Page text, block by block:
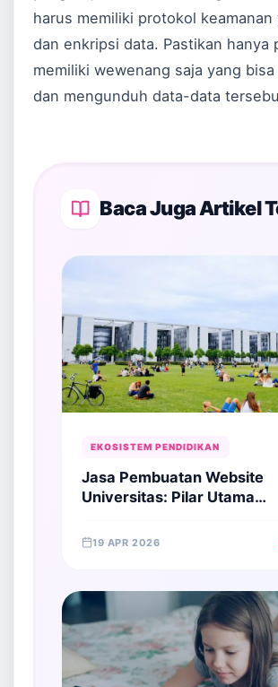
harus memiliki protokol
dan enkripsi data. Pastikan hanya
memiliki wewenang saja yang bisa
dan mengunduh data-data
Baca Juga Artikel
EKOSISTEM PENDIDIKAN
Jasa Pembuatan Website
Universitas: Pilar Utama
Digital
19 APR 2026